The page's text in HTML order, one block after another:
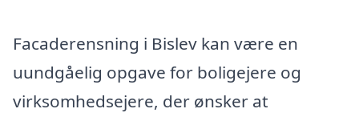
Facaderensning i Bislev kan være en
uundgåelig opgave for boligejere og
virksomhedsejere, der ønsker at